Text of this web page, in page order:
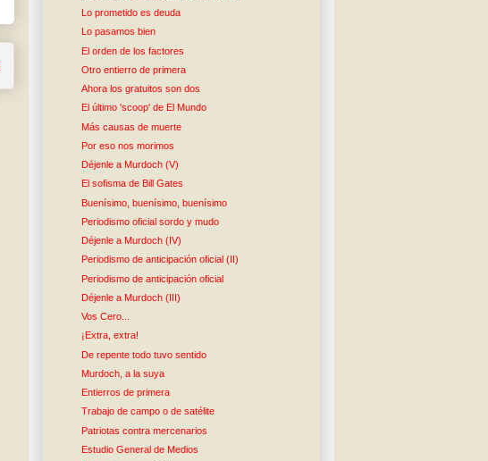
Lo prometido es deuda
Lo pasamos bien
El orden de los factores
Otro entierro de primera
Ahora los gratuitos son dos
El último 'scoop' de El Mundo
Más causas de muerte
Por eso nos morimos
Déjenle a Murdoch (V)
El sofisma de Bill Gates
Buenísimo, buenísimo, buenísimo
Periodismo oficial sordo y mudo
Déjenle a Murdoch (IV)
Periodismo de anticipación oficial (II)
Periodismo de anticipación oficial
Déjenle a Murdoch (III)
Vos Cero...
¡Extra, extra!
De repente todo tuvo sentido
Murdoch, a la suya
Entierros de primera
Trabajo de campo o de satélite
Patriotas contra mercenarios
Estudio General de Medios